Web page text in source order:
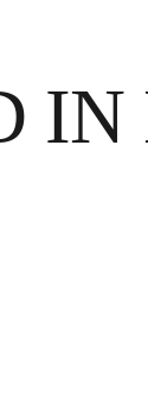
Voilà Beauté